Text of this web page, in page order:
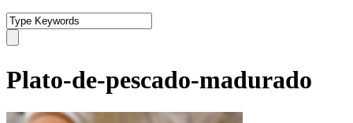
Plato-de-pescado-madurado